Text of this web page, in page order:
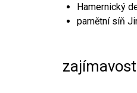
Hamernický
pamětní síň